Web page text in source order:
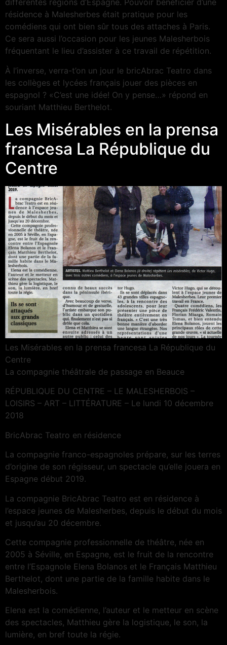
différentes régions d’Espagne. Pouvoir bénéficier d’une
résidence à Malesherbes était pratique pour les
comédiens qui ont bien sûr tous des attaches à Paris.
Ce sera aussi l’occasion pour les jeunes Malesherbois
fréquentant le lieu d’assister à ce travail de répétition.
À l’inverse, verra-t’on un jour le bricAbrac Teatro dans
les collèges et lycées français jouer des pièces en
espagnol ? «C’est une idée! On y pense…» répond en
souriant Matthieu Berthelot.
Les Misérables en la prensa
francesa La République du
Centre
Les Misérables en la prensa francesa La République du
Centre
La compagnie théâtrale de passage en Beauce
RÉPUBLIQUE DU CENTRE – LE MALESHERBOIS –
LOISIRS – ART – LITTÉRATURE – Le lundi 10 décembre
2018
BricAbrac Teatro en résidence
La compagnie franco-espagnoles prépare, sur les terres
d’origine de son régisseur, un spectacle qu’elle jouera en
Espagne début 2019.
La compagnie BricAbrac Teatro est en résidence à
l’espace jeunes de Malesherbes, depuis le début du mois
et jusqu’au 20 décembre.
Cette compagnie professionnelle de théâtre, née en
2005 à Séville, en Espagne, est le fruit de la rencontre
entre l’Espagnole Elena Bolanos et le Français Matthieu
Berthelot, dont une partie de la famille habite dans le
Malesherbois.
Elena est la comédienne, l’auteur et le metteur en scène
des spectacles, Matthieu gère la logistique, le son, la
lumière, en bref toute la régie.